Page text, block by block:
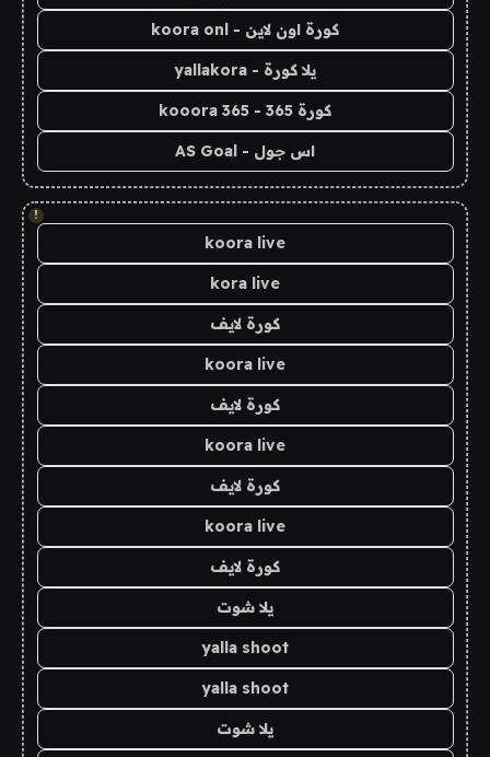
كورة اون لاين - koora onl
يلا كورة - yallakora
كورة 365 - kooora 365
اس جول - AS Goal
!
koora live
kora live
كورة لايف
koora live
كورة لايف
koora live
كورة لايف
koora live
كورة لايف
يلا شوت
yalla shoot
yalla shoot
يلا شوت